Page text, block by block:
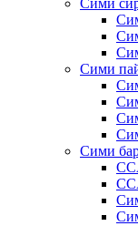
Сими
Сими
Сими